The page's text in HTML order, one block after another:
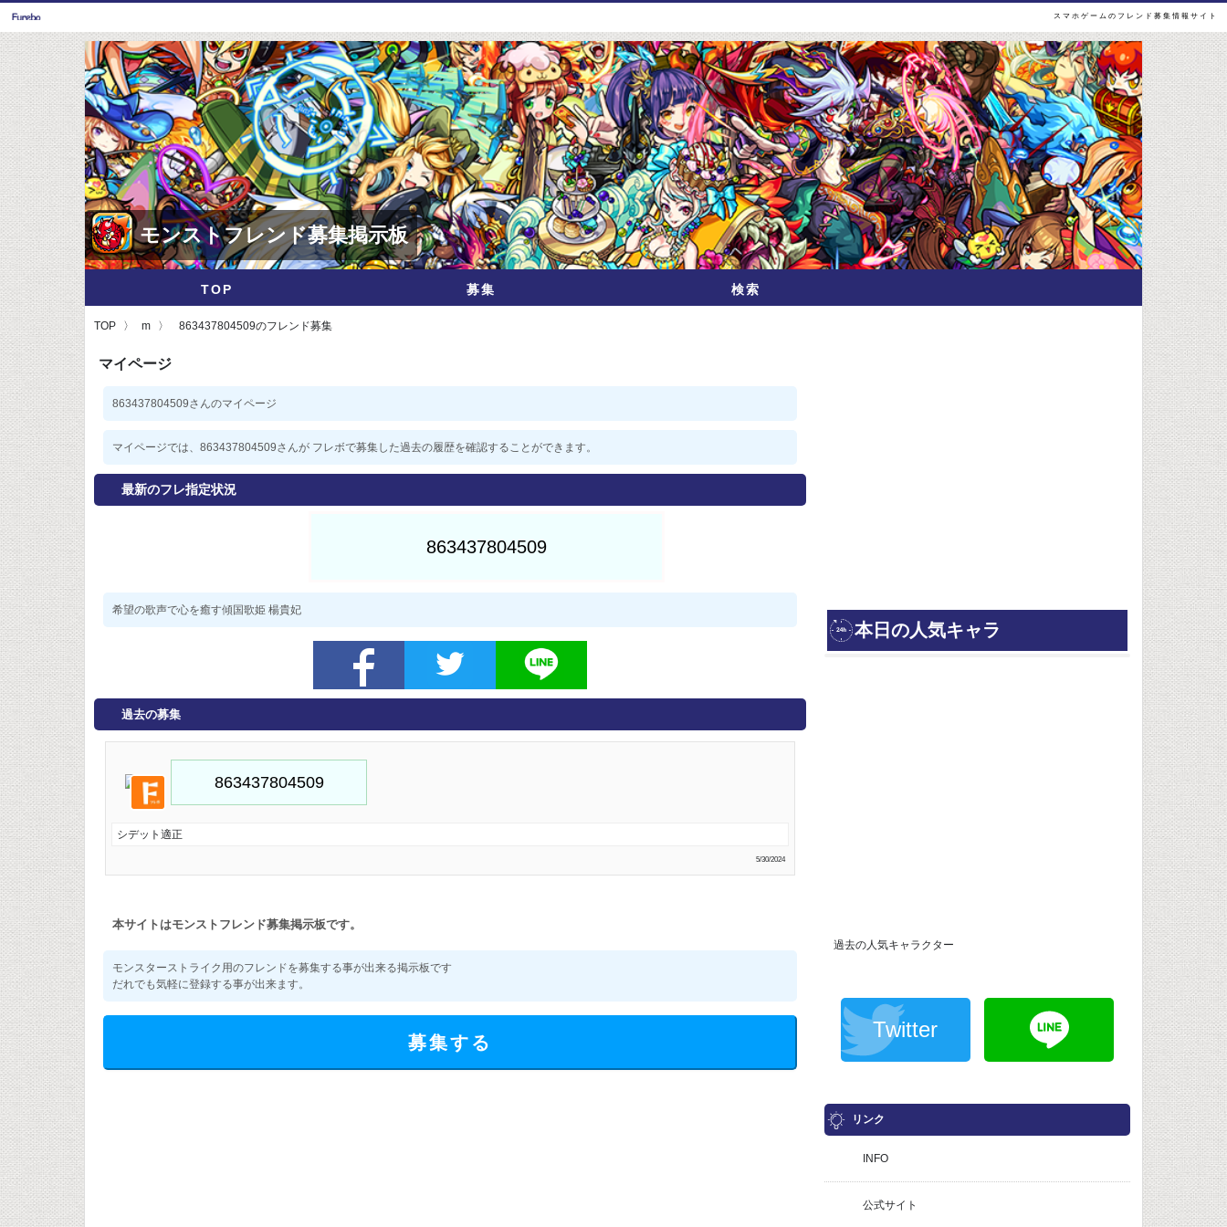
スマホゲームのフレンド募集情報サイト
モンストフレンド募集掲示板
TOP 募集 検索
TOP m 863437804509のフレンド募集
マイページ
863437804509さんのマイページ
マイページでは、863437804509さんが フレボで募集した過去の履歴を確認することができます。
最新のフレ指定状況
希望の歌声で心を癒す傾国歌姫 楊貴妃
過去の募集
シデット適正
5/30/2024
本サイトはモンストフレンド募集掲示板です。
モンスターストライク用のフレンドを募集する事が出来る掲示板です
だれでも気軽に登録する事が出来ます。
募集する
過去の人気キャラクター
Twitter
リンク
INFO
公式サイト